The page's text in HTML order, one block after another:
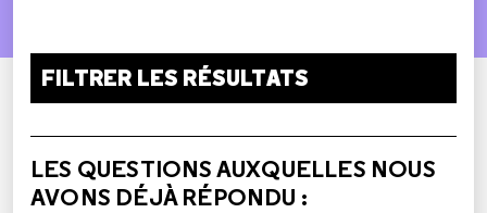
FILTRER LES RÉSULTATS
LES QUESTIONS AUXQUELLES NOUS
AVONS DÉJÀ RÉPONDU :